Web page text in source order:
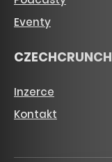
Eventy
CZECHCRUNCH
Inzerce
Kontakt